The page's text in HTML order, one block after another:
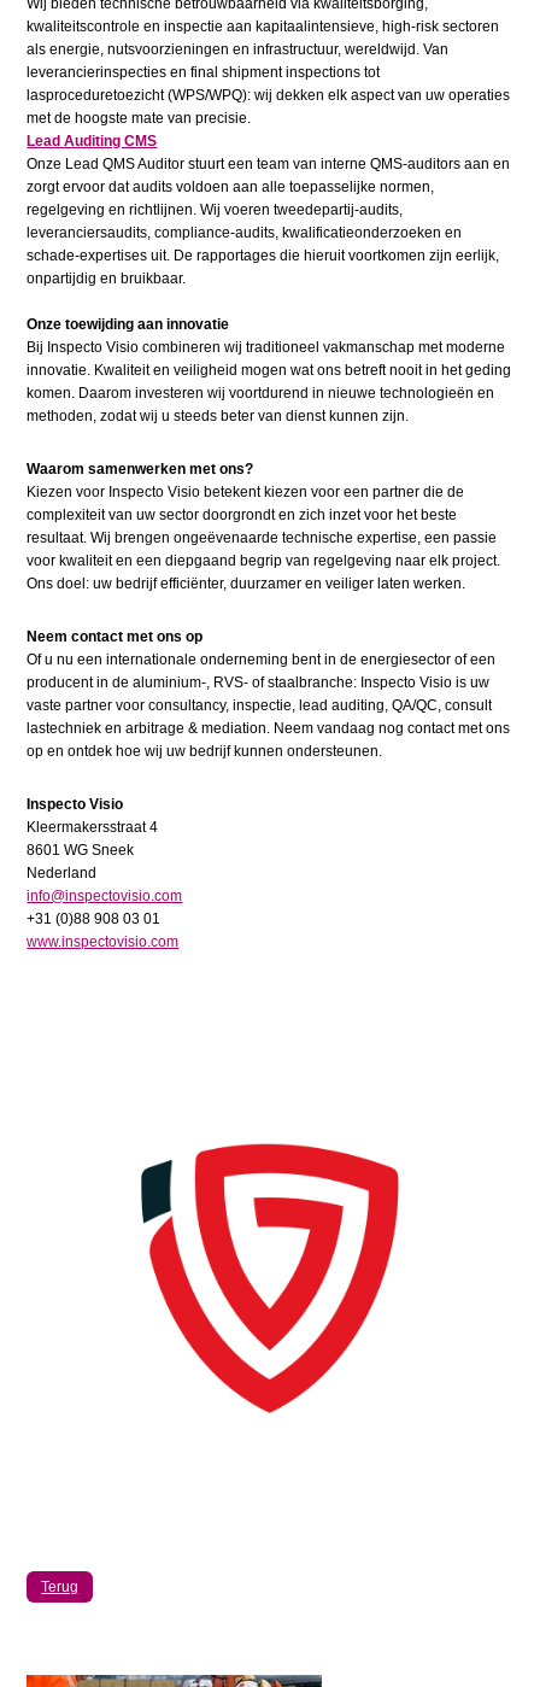
Wij bieden technische betrouwbaarheid via kwaliteitsborging,
kwaliteitscontrole en inspectie aan kapitaalintensieve, high-risk sectoren
als energie, nutsvoorzieningen en infrastructuur, wereldwijd. Van
leverancierinspecties en final shipment inspections tot
lasproceduretoezicht (WPS/WPQ): wij dekken elk aspect van uw operaties
met de hoogste mate van precisie.
Lead Auditing CMS
Onze Lead QMS Auditor stuurt een team van interne QMS-auditors aan en
zorgt ervoor dat audits voldoen aan alle toepasselijke normen,
regelgeving en richtlijnen. Wij voeren tweedepartij-audits,
leveranciersaudits, compliance-audits, kwalificatieonderzoeken en
schade-expertises uit. De rapportages die hieruit voortkomen zijn eerlijk,
onpartijdig en bruikbaar.
Onze toewijding aan innovatie
Bij Inspecto Visio combineren wij traditioneel vakmanschap met moderne
innovatie. Kwaliteit en veiligheid mogen wat ons betreft nooit in het geding
komen. Daarom investeren wij voortdurend in nieuwe technologieën en
methoden, zodat wij u steeds beter van dienst kunnen zijn.
Waarom samenwerken met ons?
Kiezen voor Inspecto Visio betekent kiezen voor een partner die de
complexiteit van uw sector doorgrondt en zich inzet voor het beste
resultaat. Wij brengen ongeëvenaarde technische expertise, een passie
voor kwaliteit en een diepgaand begrip van regelgeving naar elk project.
Ons doel: uw bedrijf efficiënter, duurzamer en veiliger laten werken.
Neem contact met ons op
Of u nu een internationale onderneming bent in de energiesector of een
producent in de aluminium-, RVS- of staalbranche: Inspecto Visio is uw
vaste partner voor consultancy, inspectie, lead auditing, QA/QC, consult
lastechniek en arbitrage & mediation. Neem vandaag nog contact met ons
op en ontdek hoe wij uw bedrijf kunnen ondersteunen.
Inspecto Visio
Kleermakersstraat 4
8601 WG Sneek
Nederland
info@inspectovisio.com
+31 (0)88 908 03 01
www.inspectovisio.com
Terug